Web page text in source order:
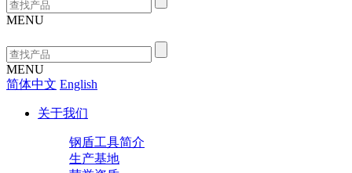
MENU
MENU
简体中文 English
关于我们
钢盾工具简介
生产基地